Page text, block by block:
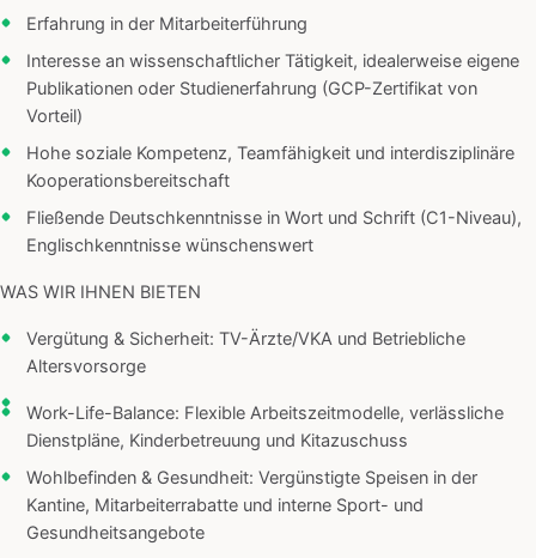
Erfahrung in der Mitarbeiterführung
Interesse an wissenschaftlicher Tätigkeit, idealerweise eigene
Publikationen oder Studienerfahrung (GCP-Zertifikat von
Vorteil)
Hohe soziale Kompetenz, Teamfähigkeit und interdisziplinäre
Kooperationsbereitschaft
Fließende Deutschkenntnisse in Wort und Schrift (C1-Niveau),
Englischkenntnisse wünschenswert
WAS WIR IHNEN BIETEN
Vergütung & Sicherheit: TV-Ärzte/VKA und Betriebliche
Altersvorsorge
Work-Life-Balance: Flexible Arbeitszeitmodelle, verlässliche
Dienstpläne, Kinderbetreuung und Kitazuschuss
Wohlbefinden & Gesundheit: Vergünstigte Speisen in der
Kantine, Mitarbeiterrabatte und interne Sport- und
Gesundheitsangebote